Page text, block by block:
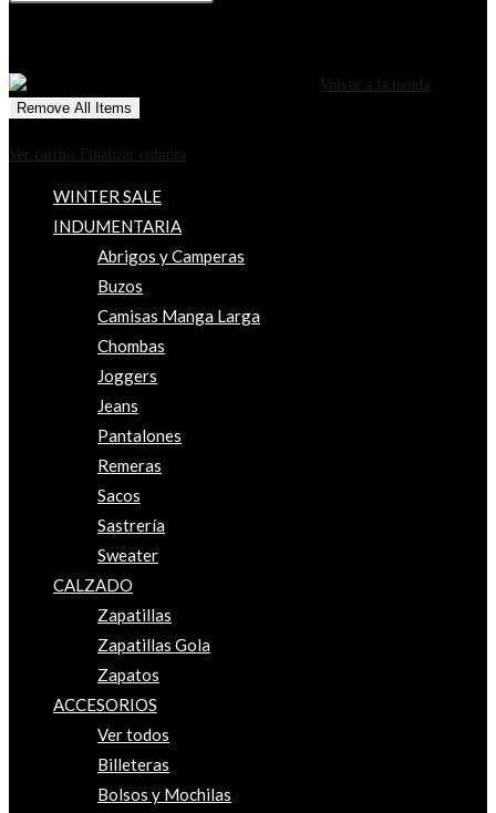
Volver a la tienda
Remove All Items
Ver carrito
Finalizar compra
WINTER SALE
INDUMENTARIA
Abrigos y Camperas
Buzos
Camisas Manga Larga
Chombas
Joggers
Jeans
Pantalones
Remeras
Sacos
Sastrería
Sweater
CALZADO
Zapatillas
Zapatillas Gola
Zapatos
ACCESORIOS
Ver todos
Billeteras
Bolsos y Mochilas